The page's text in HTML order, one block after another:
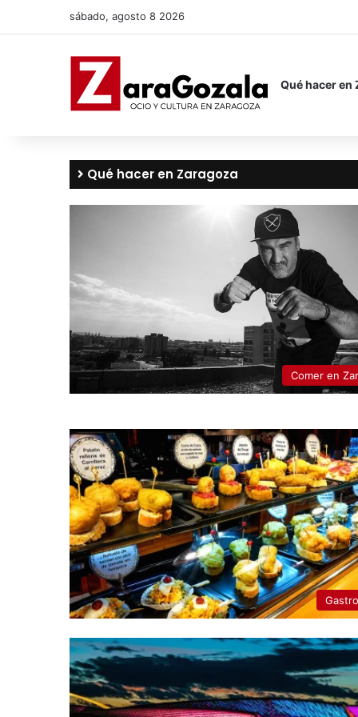
sábado, agosto 8 2026
Qué hacer en
Qué hacer en Zaragoza
Comer en